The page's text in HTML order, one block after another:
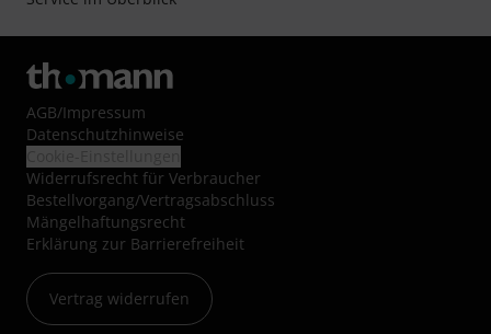
AGB/Impressum
Datenschutzhinweise
Widerrufsrecht für Verbraucher
Bestellvorgang/Vertragsabschluss
Mängelhaftungsrecht
Erklärung zur Barrierefreiheit
Vertrag widerrufen